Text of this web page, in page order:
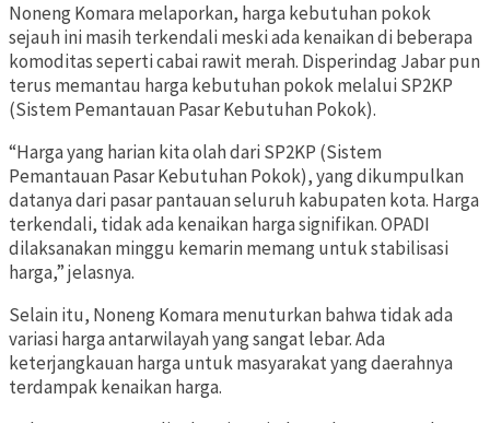
Noneng Komara melaporkan, harga kebutuhan pokok
sejauh ini masih terkendali meski ada kenaikan di beberapa
komoditas seperti cabai rawit merah. Disperindag Jabar pun
terus memantau harga kebutuhan pokok melalui SP2KP
(Sistem Pemantauan Pasar Kebutuhan Pokok).
“Harga yang harian kita olah dari SP2KP (Sistem
Pemantauan Pasar Kebutuhan Pokok), yang dikumpulkan
datanya dari pasar pantauan seluruh kabupaten kota. Harga
terkendali, tidak ada kenaikan harga signifikan. OPADI
dilaksanakan minggu kemarin memang untuk stabilisasi
harga,” jelasnya.
Selain itu, Noneng Komara menuturkan bahwa tidak ada
variasi harga antarwilayah yang sangat lebar. Ada
keterjangkauan harga untuk masyarakat yang daerahnya
terdampak kenaikan harga.